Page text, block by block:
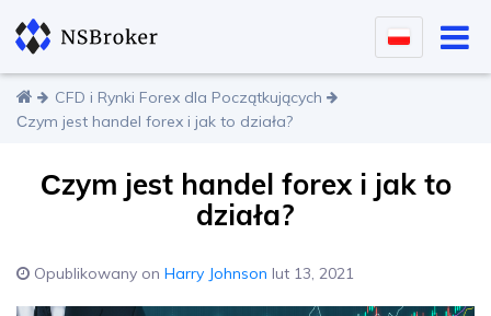
CFD i Rynki Forex dla Początkujących
Сzym jest handel forex i jak to działa?
Сzym jest handel forex i jak to
działa?
Opublikowany on Harry Johnson lut 13, 2021